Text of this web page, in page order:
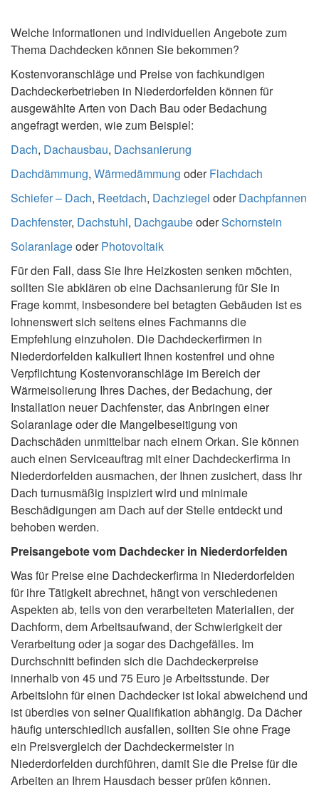
Welche Informationen und individuellen Angebote zum
Thema Dachdecken können Sie bekommen?
Kostenvoranschläge und Preise von fachkundigen
Dachdeckerbetrieben in Niederdorfelden können für
ausgewählte Arten von Dach Bau oder Bedachung
angefragt werden, wie zum Beispiel:
Dach, Dachausbau, Dachsanierung
Dachdämmung, Wärmedämmung oderFlachdach
Schiefer – Dach, Reetdach, Dachziegel oderDachpfannen
Dachfenster, Dachstuhl, DachgaubeoderSchornstein
SolaranlageoderPhotovoltaik
Für den Fall, dass Sie Ihre Heizkosten senken möchten,
sollten Sie abklären ob eine Dachsanierung für Sie in
Frage kommt, insbesondere bei betagten Gebäuden ist es
lohnenswert sich seitens eines Fachmanns die
Empfehlung einzuholen. Die Dachdeckerfirmen in
Niederdorfelden kalkuliert Ihnen kostenfrei und ohne
Verpflichtung Kostenvoranschläge im Bereich der
Wärmeisolierung Ihres Daches, der Bedachung, der
Installation neuer Dachfenster, das Anbringen einer
Solaranlage oder die Mangelbeseitigung von
Dachschäden unmittelbar nach einem Orkan. Sie können
auch einen Serviceauftrag mit einer Dachdeckerfirma in
Niederdorfelden ausmachen, der Ihnen zusichert, dass Ihr
Dach turnusmäßig inspiziert wird und minimale
Beschädigungen am Dach auf der Stelle entdeckt und
behoben werden.
Preisangebote vom Dachdecker in Niederdorfelden
Was für Preise eine Dachdeckerfirma in Niederdorfelden
für ihre Tätigkeit abrechnet, hängt von verschiedenen
Aspekten ab, teils von den verarbeiteten Materialien, der
Dachform, dem Arbeitsaufwand, der Schwierigkeit der
Verarbeitung oder ja sogar des Dachgefälles. Im
Durchschnitt befinden sich die Dachdeckerpreise
innerhalb von 45 und 75 Euro je Arbeitsstunde. Der
Arbeitslohn für einen Dachdecker ist lokal abweichend und
ist überdies von seiner Qualifikation abhängig. Da Dächer
häufig unterschiedlich ausfallen, sollten Sie ohne Frage
ein Preisvergleich der Dachdeckermeister in
Niederdorfelden durchführen, damit Sie die Preise für die
Arbeiten an Ihrem Hausdach besser prüfen können.